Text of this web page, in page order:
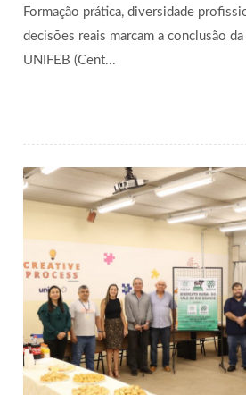
Formação prática, diversidade
decisões reais marcam a conclusão
UNIFEB (Cent...